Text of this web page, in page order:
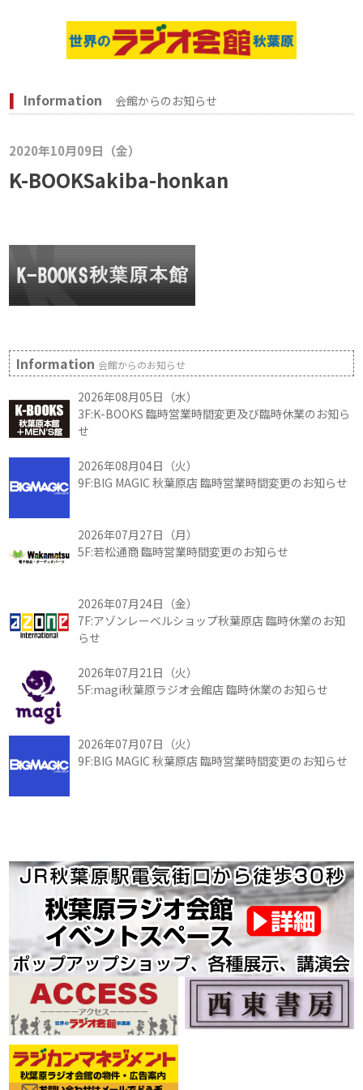
Information 会館からのお知らせ
2020年10月09日（金）
K-BOOKSakiba-honkan
Information会館からのお知らせ
2026年08月05日（水）
3F:K-BOOKS 臨時営業時間変更及び臨時休業のお知ら
せ
2026年08月04日（火）
9F:BIG MAGIC 秋葉原店 臨時営業時間変更のお知らせ
2026年07月27日（月）
5F:若松通商 臨時営業時間変更のお知らせ
2026年07月24日（金）
7F:アゾンレーベルショップ秋葉原店 臨時休業のお知
らせ
2026年07月21日（火）
5F:magi秋葉原ラジオ会館店 臨時休業のお知らせ
2026年07月07日（火）
9F:BIG MAGIC 秋葉原店 臨時営業時間変更のお知らせ